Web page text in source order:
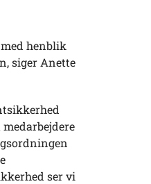
henblik
siger Anette
ser vi